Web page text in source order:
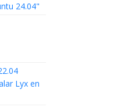
24.04"
Lyx en